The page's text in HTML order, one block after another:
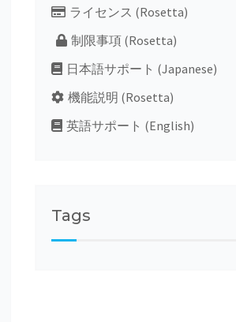
ライセンス (Rosetta)
制限事項 (Rosetta)
日本語サポート (Japanese)
機能説明 (Rosetta)
英語サポート (English)
Tags